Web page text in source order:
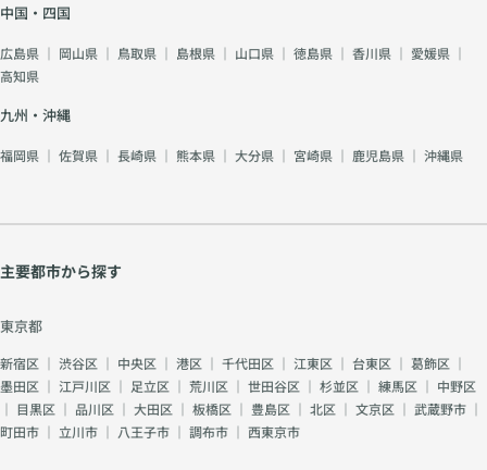
中国・四国
広島県 ｜ 岡山県 ｜ 鳥取県 ｜ 島根県 ｜ 山口県 ｜ 徳島県 ｜ 香川県 ｜ 愛媛県 ｜
高知県
九州・沖縄
福岡県 ｜ 佐賀県 ｜ 長崎県 ｜ 熊本県 ｜ 大分県 ｜ 宮崎県 ｜ 鹿児島県 ｜ 沖縄県
主要都市から探す
東京都
新宿区 ｜ 渋谷区 ｜ 中央区 ｜ 港区 ｜ 千代田区 ｜ 江東区 ｜ 台東区 ｜ 葛飾区 ｜
墨田区 ｜ 江戸川区 ｜ 足立区 ｜ 荒川区 ｜ 世田谷区 ｜ 杉並区 ｜ 練馬区 ｜ 中野区
｜ 目黒区 ｜ 品川区 ｜ 大田区 ｜ 板橋区 ｜ 豊島区 ｜ 北区 ｜ 文京区 ｜ 武蔵野市 ｜
町田市 ｜ 立川市 ｜ 八王子市 ｜ 調布市 ｜ 西東京市